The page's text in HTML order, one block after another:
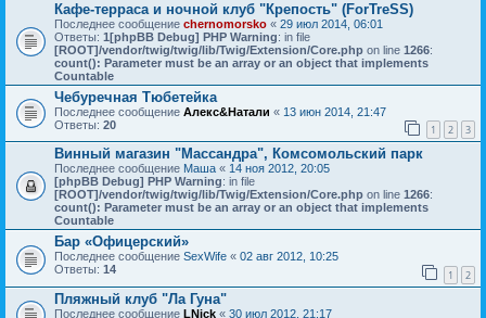
Кафе-терраса и ночной клуб "Крепость" (ForTreSS)
Последнее сообщение chernomorsko « 29 июл 2014, 06:01
Ответы: 1 [phpBB Debug] PHP Warning: in file
[ROOT]/vendor/twig/twig/lib/Twig/Extension/Core.php on line 1266:
count(): Parameter must be an array or an object that implements
Countable
Чебуречная Тюбетейка
Последнее сообщение Алекс&Натали « 13 июн 2014, 21:47
Ответы: 20 1 2 3
Винный магазин "Массандра", Комсомольский парк
Последнее сообщение Маша « 14 ноя 2012, 20:05
[phpBB Debug] PHP Warning: in file
[ROOT]/vendor/twig/twig/lib/Twig/Extension/Core.php on line 1266:
count(): Parameter must be an array or an object that implements
Countable
Бар «Офицерский»
Последнее сообщение SexWife « 02 авг 2012, 10:25
Ответы: 14 1 2
Пляжный клуб "Ла Гуна"
Последнее сообщение LNick « 30 июл 2012, 21:17